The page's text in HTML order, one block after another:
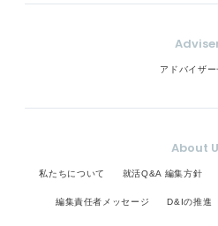
アドバイザー
About
私たちについて 就活Q&A 編集方針
編集責任者メッセージ D&Iの推進